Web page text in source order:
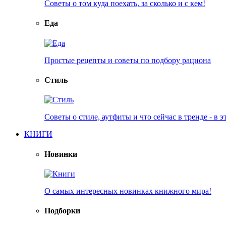
Советы о том куда поехать, за сколько и с кем!
Еда
Простые рецепты и советы по подбору рациона
Стиль
Советы о стиле, аутфиты и что сейчас в тренде - в
КНИГИ
Новинки
О самых интересных новинках книжного мира!
Подборки